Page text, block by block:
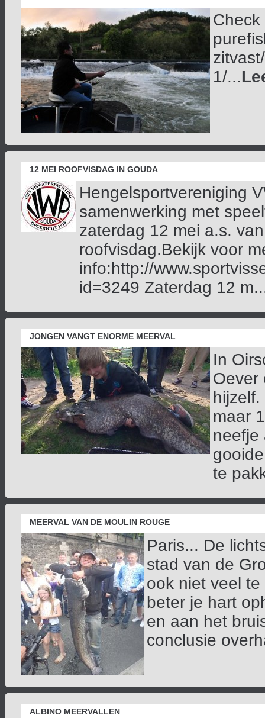
1/...
12 MEI ROOFVISDAG IN GOUDA
Hengelsportvereniging
samenwerking met
zaterdag 12 mei a.s.
roofvisdag.Bekijk voor
info:http://
id=3249 Zaterdag 12
JONGEN VANGT ENORME MEERVAL
In
Oever
maar
neefje
te
MEERVAL VAN DE MOULIN ROUGE
Paris... De
stad van de
ook niet veel
beter je hart
en aan het
conclusie
ALBINO MEERVALLEN